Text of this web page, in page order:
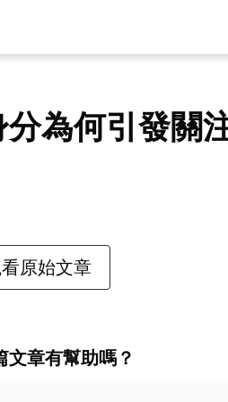
為何引發關
原始文章
文章有幫助嗎？